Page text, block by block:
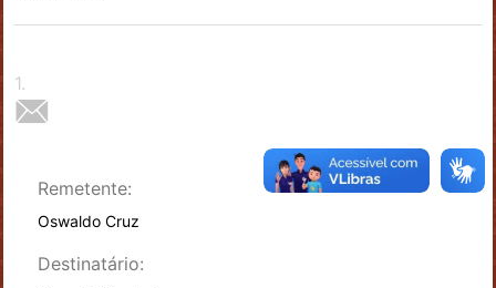
1.
Remetente:
Oswaldo Cruz
Destinatário: